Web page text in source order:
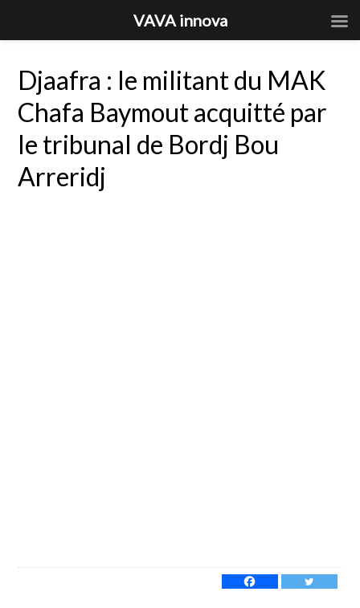
Djaafra : le militant du MAK
Chafa Baymout acquitté par
le tribunal de Bordj Bou
Arreridj
VAVA innova